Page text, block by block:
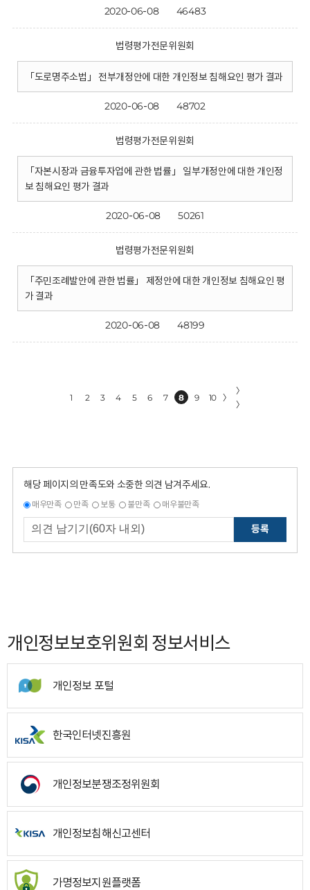
2020-06-08 46483
법령평가전문위원회
「도로명주소법」 전부개정안에 대한 개인정보 침해요인 평가 결과
2020-06-08 48702
법령평가전문위원회
「자본시장과 금융투자업에 관한 법률」 일부개정안에 대한 개인정
보 침해요인 평가 결과
2020-06-08 50261
법령평가전문위원회
「주민조례발안에 관한 법률」 제정안에 대한 개인정보 침해요인 평
가 결과
2020-06-08 48199
1 2 3 4 5 6 7 8 9 10 〉
〉
〉
해당 페이지의 만족도와 소중한 의견 남겨주세요.
매우만족 만족 보통 불만족 매우불만족
등록
개인정보보호위원회 정보서비스
개인정보 포털
한국인터넷진흥원
개인정보분쟁조정위원회
개인정보침해신고센터
가명정보지원플랫폼